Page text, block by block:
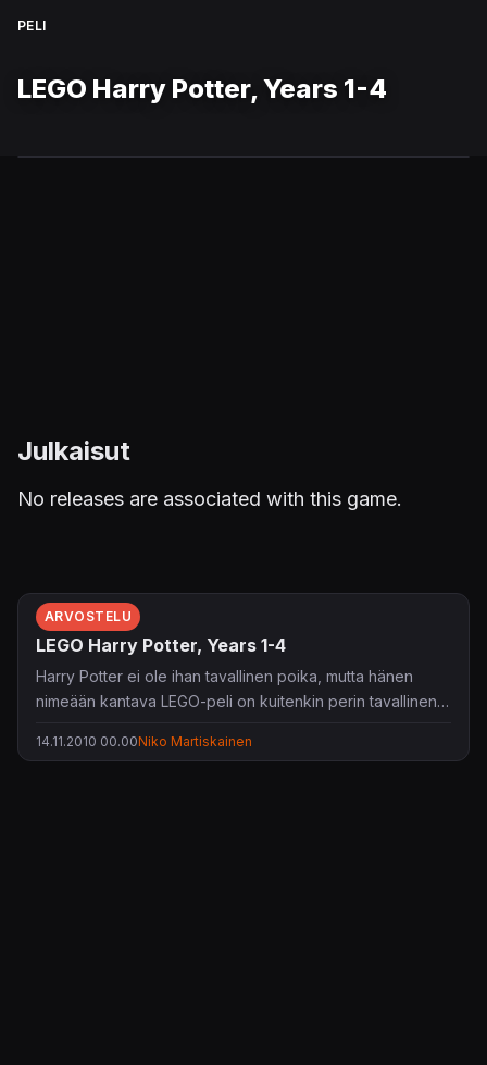
PELI
LEGO Harry Potter, Years 1-4
Julkaisut
No releases are associated with this game.
ARVOSTELU
LEGO Harry Potter, Years 1-4
Harry Potter ei ole ihan tavallinen poika, mutta hänen
nimeään kantava LEGO-peli on kuitenkin perin tavallinen
14.11.2010 00.00Niko Martiskainen